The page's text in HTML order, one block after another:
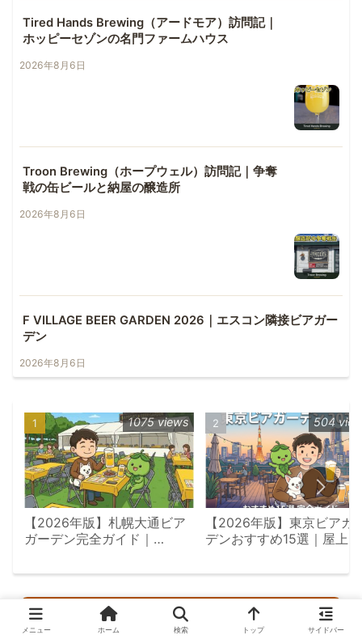
Tired Hands Brewing（アードモア）訪問記｜
ホッピーセゾンの名門ファームハウス
2026年8月6日
Troon Brewing（ホープウェル）訪問記｜争奪
戦の缶ビールと納屋の醸造所
2026年8月6日
F VILLAGE BEER GARDEN 2026｜エスコン隣接ビアガー
デン
2026年8月6日
【2026年版】札幌大通ビア
ガーデン完全ガイド｜
1075 views
【2026年版】東京ビアガ
デンおすすめ15選｜屋上
イド
504
About Me
メニュー ホーム 検索 トップ サイドバー